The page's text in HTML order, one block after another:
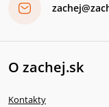
O zachej.sk
Kontakty